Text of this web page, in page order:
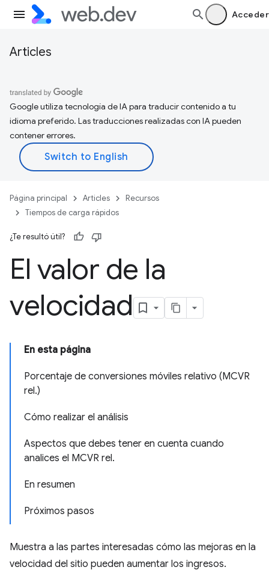
Acceder
Articles
Google utiliza tecnología de IA para traducir contenido a tu
idioma preferido. Las traducciones realizadas con IA pueden
contener errores.
Página principal Articles
Recursos
Tiempos de carga rápidos
¿Te resultó útil?
El valor de la
velocidad
En esta página
Porcentaje de conversiones móviles relativo (MCVR
rel.)
Cómo realizar el análisis
Aspectos que debes tener en cuenta cuando
analices el MCVR rel.
En resumen
Próximos pasos
Muestra a las partes interesadas cómo las mejoras en la
velocidad del sitio pueden aumentar los ingresos.